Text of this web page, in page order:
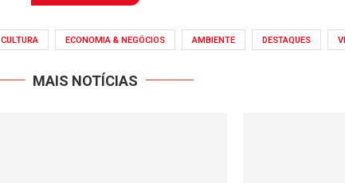
CULTURA ECONOMIA & NEGÓCIOS AMBIENTE DESTAQUES
MAIS NOTÍCIAS